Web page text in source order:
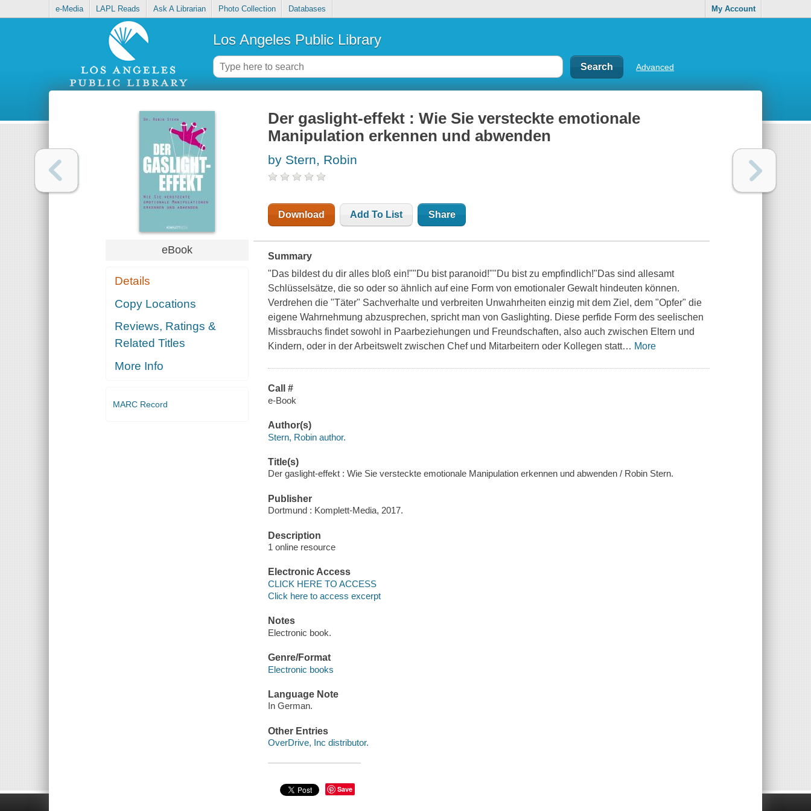
e-Media LAPL Reads Ask A Librarian Photo Collection Databases My Account
Los Angeles Public Library
Advanced
eBook
Details
Copy Locations
Reviews, Ratings &
Related Titles
More Info
MARC Record
Der gaslight-effekt : Wie Sie versteckte emotionale
Manipulation erkennen und abwenden
by Stern, Robin
Download Add To List Share
Summary
"Das bildest du dir alles bloß ein!""Du bist paranoid!""Du bist zu empfindlich!"Das sind allesamt
Schlüsselsätze, die so oder so ähnlich auf eine Form von emotionaler Gewalt hindeuten können.
Verdrehen die "Täter" Sachverhalte und verbreiten Unwahrheiten einzig mit dem Ziel, dem "Opfer" die
eigene Wahrnehmung abzusprechen, spricht man von Gaslighting. Diese perfide Form des seelischen
Missbrauchs findet sowohl in Paarbeziehungen und Freundschaften, also auch zwischen Eltern und
Kindern, oder in der Arbeitswelt zwischen Chef und Mitarbeitern oder Kollegen statt… More
Call #
e-Book
Author(s)
Stern, Robin author.
Title(s)
Der gaslight-effekt : Wie Sie versteckte emotionale Manipulation erkennen und abwenden / Robin Stern.
Publisher
Dortmund : Komplett-Media, 2017.
Description
1 online resource
Electronic Access
CLICK HERE TO ACCESS
Click here to access excerpt
Notes
Electronic book.
Genre/Format
Electronic books
Language Note
In German.
Other Entries
OverDrive, Inc distributor.
Save